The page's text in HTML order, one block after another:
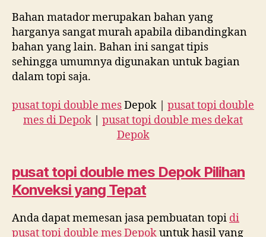
Bahan matador merupakan bahan yang
harganya sangat murah apabila dibandingkan
bahan yang lain. Bahan ini sangat tipis
sehingga umumnya digunakan untuk bagian
dalam topi saja.
pusat topi double mesDepok | pusat topi double
mes di Depok | pusat topi double mes dekat
Depok
pusat topi double mes Depok Pilihan
Konveksi yang Tepat
Anda dapat memesan jasa pembuatan topi di
pusat topi double mes Depokuntuk hasil yang